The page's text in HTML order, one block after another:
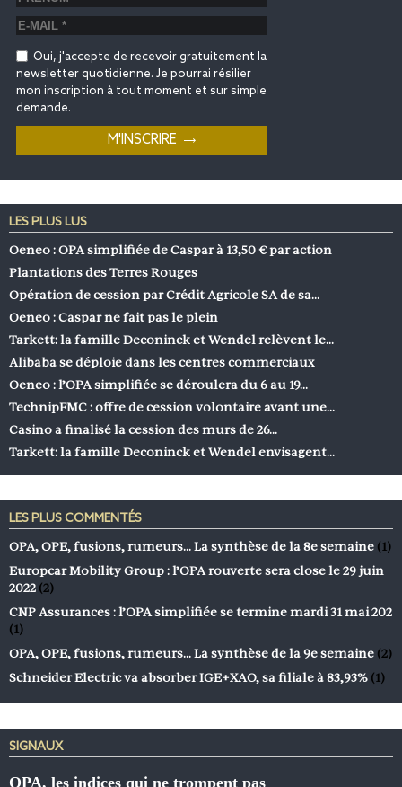
Oui, j'accepte de recevoir gratuitement la
newsletter quotidienne. Je pourrai résilier
mon inscription à tout moment et sur simple
demande.
LES PLUS LUS
Oeneo : OPA simplifiée de Caspar à 13,50 € par action
Plantations des Terres Rouges
Opération de cession par Crédit Agricole SA de sa…
Oeneo : Caspar ne fait pas le plein
Tarkett: la famille Deconinck et Wendel relèvent le…
Alibaba se déploie dans les centres commerciaux
Oeneo : l’OPA simplifiée se déroulera du 6 au 19…
TechnipFMC : offre de cession volontaire avant une…
Casino a finalisé la cession des murs de 26…
Tarkett: la famille Deconinck et Wendel envisagent…
LES PLUS COMMENTÉS
OPA, OPE, fusions, rumeurs… La synthèse de la 8e semaine (1)
Europcar Mobility Group : l’OPA rouverte sera close le 29 juin
2022 (2)
CNP Assurances : l’OPA simplifiée se termine mardi 31 mai 202
(1)
OPA, OPE, fusions, rumeurs… La synthèse de la 9e semaine (2)
Schneider Electric va absorber IGE+XAO, sa filiale à 83,93% (1)
SIGNAUX
OPA, les indices qui ne trompent pas